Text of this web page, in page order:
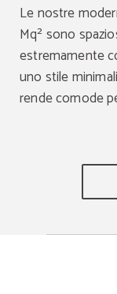
Le nostre
Mq² sono
estremamente
uno stile
rende comode